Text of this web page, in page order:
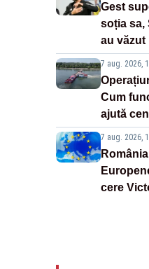
Gest
soția sa,
au văzut
7 aug. 2026,
Cum
ajută
7 aug. 2026,
cere